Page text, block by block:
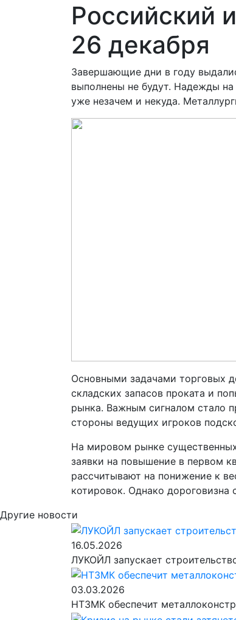
Российский
26 декабря
Завершающие дни в году
выполнены не будут. Надежды
уже незачем и некуда.
Основными задачами торговых
складских запасов проката и
рынка. Важным сигналом стало
стороны ведущих игроков
На мировом рынке
заявки на повышение в первом
рассчитывают на понижение к
котировок. Однако
Другие новости
16.05.2026
ЛУКОЙЛ запускает
03.03.2026
НТЗМК обеспечит